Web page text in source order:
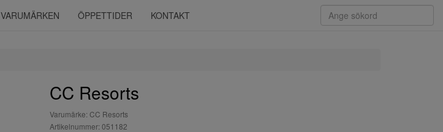
VARUMÄRKEN ÖPPETTIDER KONTAKT
CC Resorts
Varumärke: CC Resorts
Artikelnummer: 051182